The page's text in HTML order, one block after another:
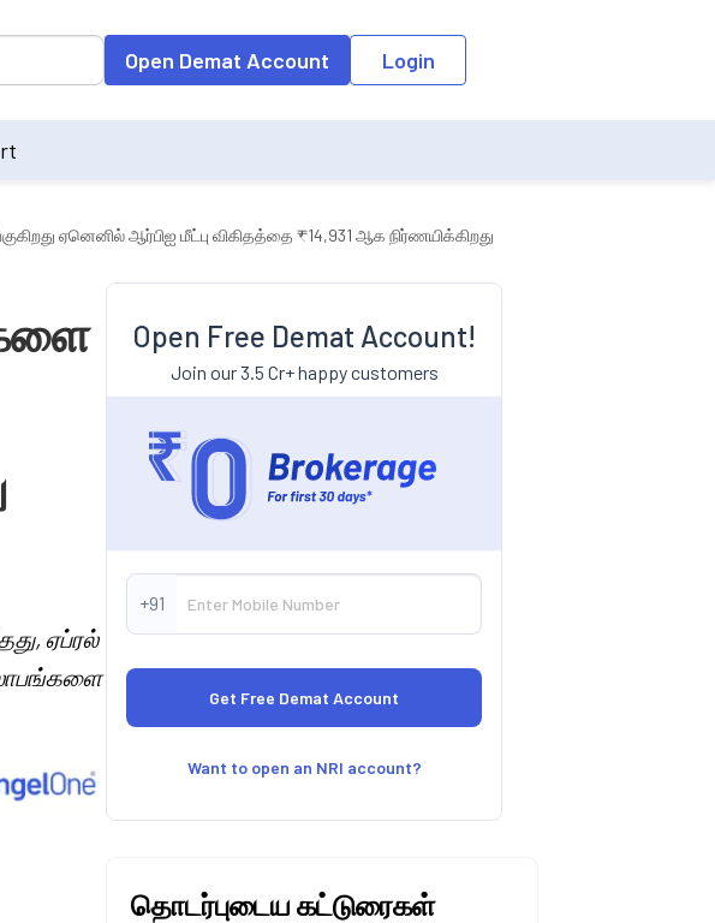
Open Demat Account Login
ஏனெனில் ஆர்பிஐ மீட்பு விகிதத்தை ₹14,931 ஆக நிர்ணயிக்கிறது
ஏப்ரல்
லாபங்களை
Open Free Demat Account!
Join our 3.5 Cr+ happy customers
+91
Want to open an NRI account?
தொடர்புடைய கட்டுரைகள்